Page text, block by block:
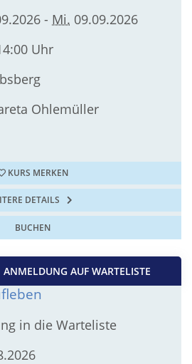
- Mi. 09.09.2026
Uhr
Ohlemüller
KURS MERKEN
DETAILS
BUCHEN
ANMELDUNG AUF WARTELISTE
in die Warteliste